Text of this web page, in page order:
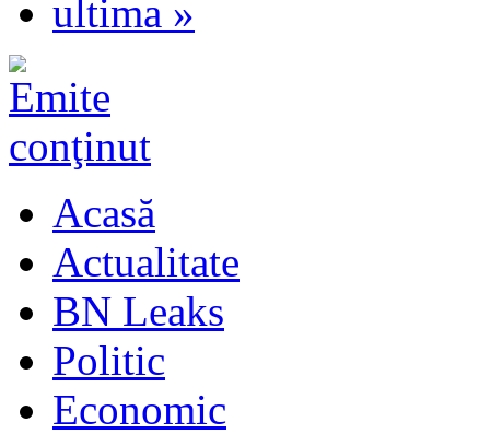
ultima »
Acasă
Actualitate
BN Leaks
Politic
Economic